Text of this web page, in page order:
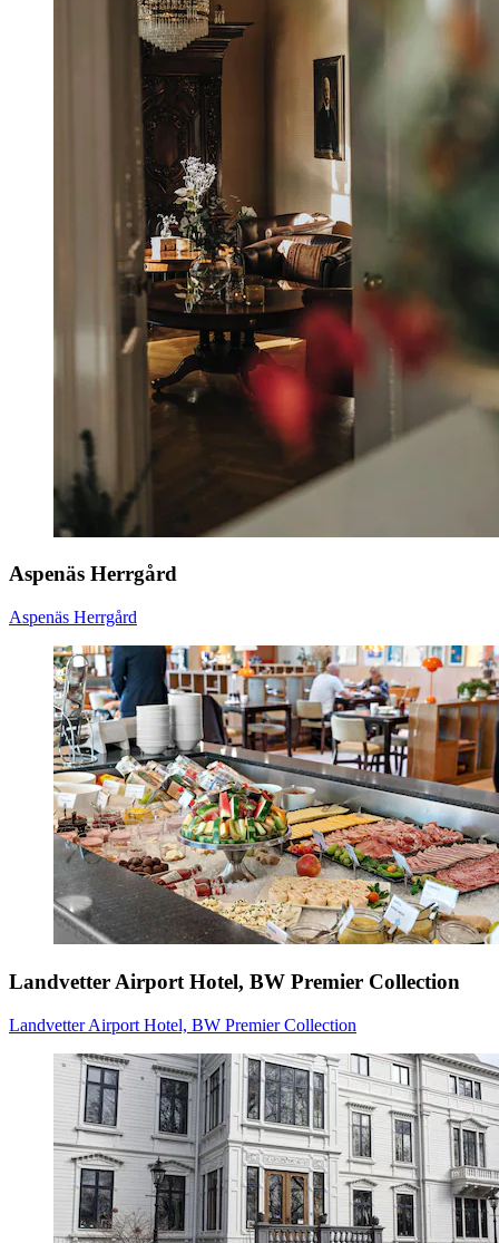
Aspenäs Herrgård
Aspenäs Herrgård
Landvetter Airport Hotel, BW Premier Collection
Landvetter Airport Hotel, BW Premier Collection